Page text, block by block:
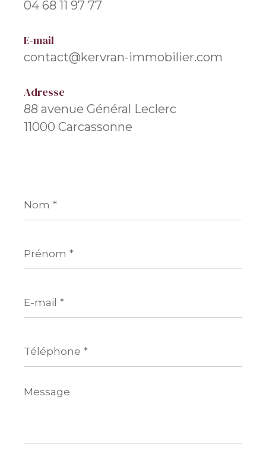
04 68 11 97 77
E-mail
contact@kervran-immobilier.com
Adresse
88 avenue Général Leclerc
11000 Carcassonne
*
*
mail
*
*
Message
*